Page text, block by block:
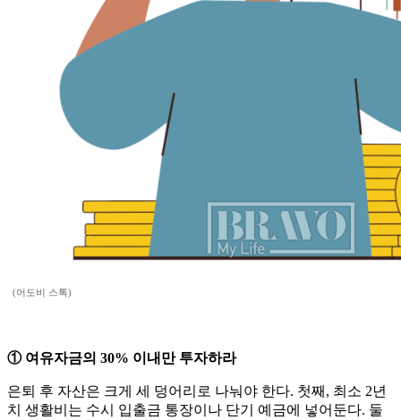
(어도비 스톡)
① 여유자금의 30% 이내만 투자하라
은퇴 후 자산은 크게 세 덩어리로 나눠야 한다. 첫째, 최소 2년
치 생활비는 수시 입출금 통장이나 단기 예금에 넣어둔다. 둘